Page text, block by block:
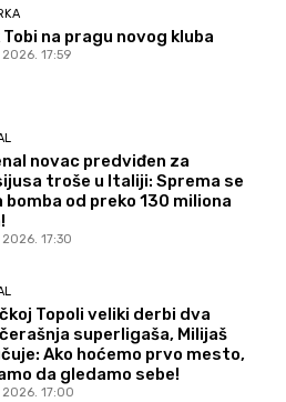
Tobi na pragu novog kluba
17:59
novac predviđen za
troše u Italiji: Sprema se
bomba od preko 130 miliona
17:30
Topoli veliki derbi dva
superligaša, Milijaš
Ako hoćemo prvo mesto,
da gledamo sebe!
2026. 17:00